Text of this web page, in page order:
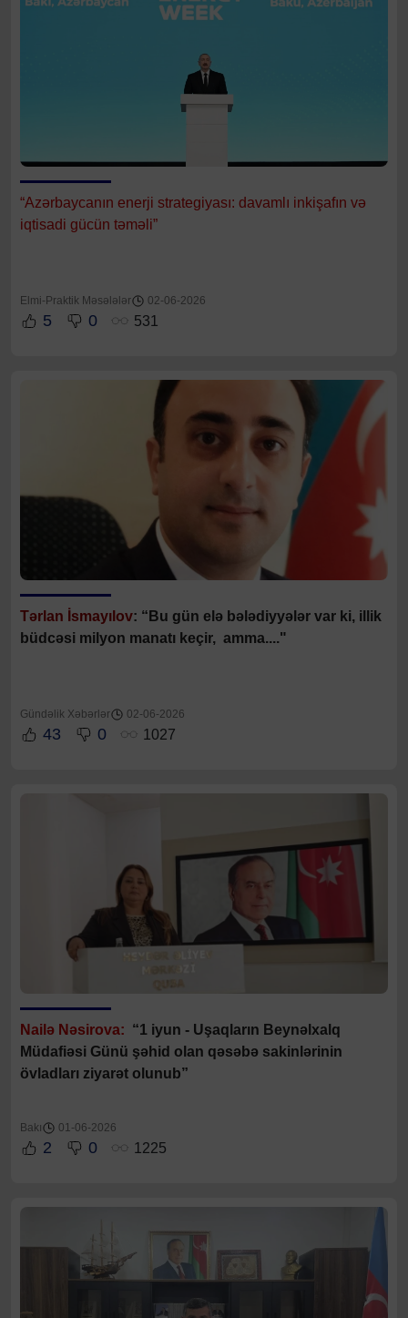
“Azərbaycanın enerji strategiyası: davamlı inkişafın və
iqtisadi gücün təməli”
Elmi-Praktik Məsələlər 02-06-2026
5 0 531
Tərlan İsmayılov: “Bu gün elə bələdiyyələr var ki, illik
büdcəsi milyon manatı keçir, amma...."
Gündəlik Xəbərlər 02-06-2026
43 0 1027
Nailə Nəsirova: “1 iyun - Uşaqların Beynəlxalq
Müdafiəsi Günü şəhid olan qəsəbə sakinlərinin
övladları ziyarət olunub”
Bakı 01-06-2026
2 0 1225